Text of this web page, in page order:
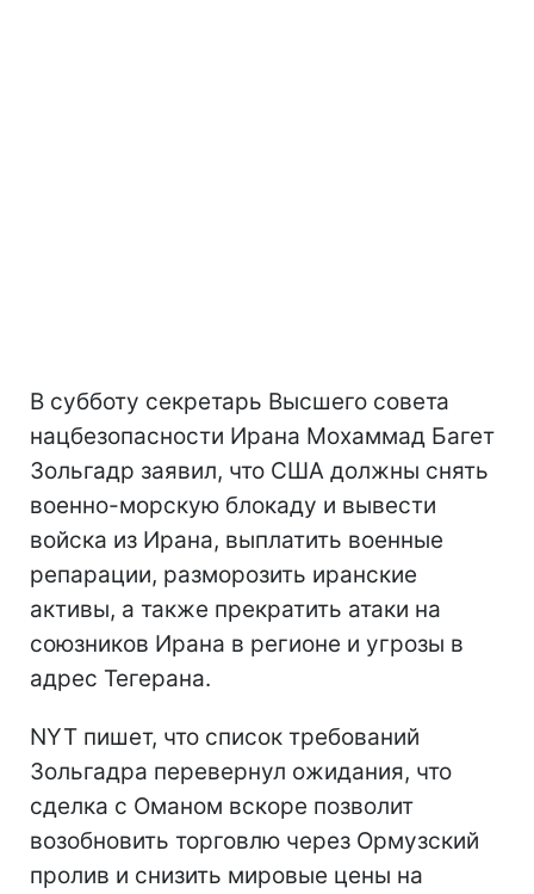
В субботу секретарь Высшего совета
нацбезопасности Ирана Мохаммад Багет
Зольгадр заявил, что США должны снять
военно-морскую блокаду и вывести
войска из Ирана, выплатить военные
репарации, разморозить иранские
активы, а также прекратить атаки на
союзников Ирана в регионе и угрозы в
адрес Тегерана.
NYT пишет, что список требований
Зольгадра перевернул ожидания, что
сделка с Оманом вскоре позволит
возобновить торговлю через Ормузский
пролив и снизить мировые цены на